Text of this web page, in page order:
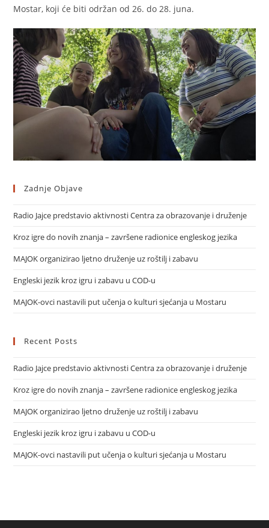
Mostar, koji će biti održan od 26. do 28. juna.
Zadnje Objave
Radio Jajce predstavio aktivnosti Centra za obrazovanje i druženje
Kroz igre do novih znanja – završene radionice engleskog jezika
MAJOK organizirao ljetno druženje uz roštilj i zabavu
Engleski jezik kroz igru i zabavu u COD-u
MAJOK-ovci nastavili put učenja o kulturi sjećanja u Mostaru
Recent Posts
Radio Jajce predstavio aktivnosti Centra za obrazovanje i druženje
Kroz igre do novih znanja – završene radionice engleskog jezika
MAJOK organizirao ljetno druženje uz roštilj i zabavu
Engleski jezik kroz igru i zabavu u COD-u
MAJOK-ovci nastavili put učenja o kulturi sjećanja u Mostaru